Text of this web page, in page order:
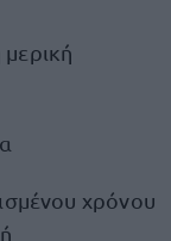
χρόνου